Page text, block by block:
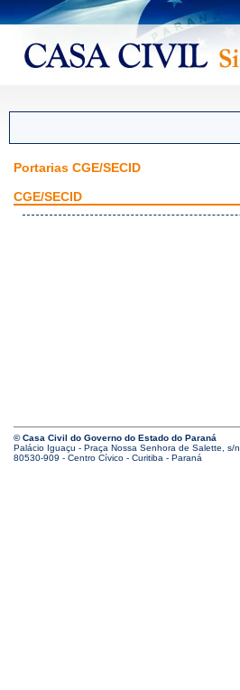
Portarias CGE/SECID
CGE/SECID
© Casa Civil do Governo do Estado do Paraná
Palácio Iguaçu - Praça Nossa Senhora de Salette, s/n
80530-909 - Centro Cívico - Curitiba - Paraná